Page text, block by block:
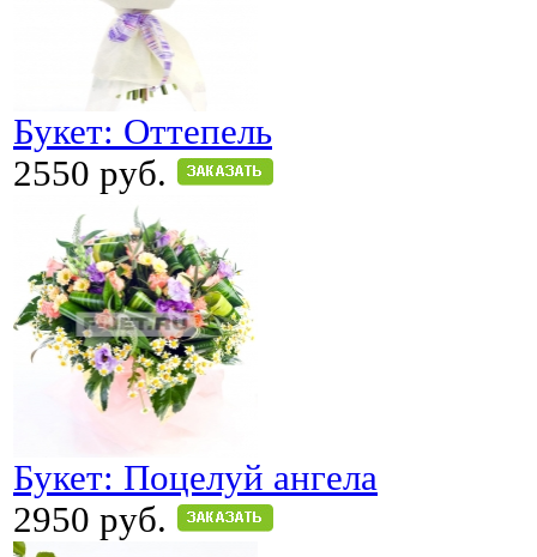
Букет: Оттепель
2550 руб.
Букет: Поцелуй ангела
2950 руб.